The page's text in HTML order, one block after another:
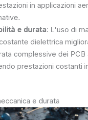
in applicazioni
e durata: L'uso di
dielettrica
complessive dei PCB
prestazioni costanti
e durata